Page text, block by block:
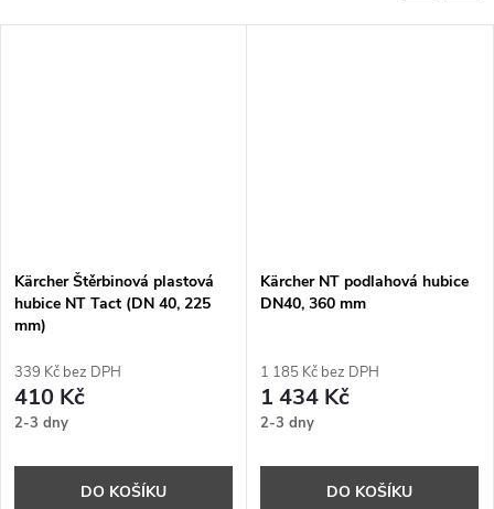
Kärcher Štěrbinová plastová
hubice NT Tact (DN 40, 225
mm)
339 Kč bez DPH
410 Kč
2-3 dny
DO KOŠÍKU
Kärcher NT podlahová hubice
DN40, 360 mm
1 185 Kč bez DPH
1 434 Kč
2-3 dny
DO KOŠÍKU